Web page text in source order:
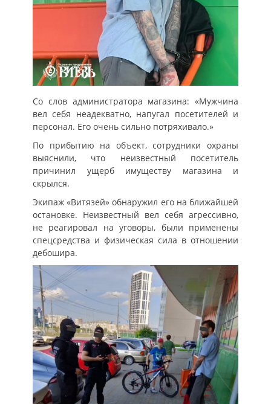
Со слов администратора магазина: «Мужчина
вел себя неадекватно, напугал посетителей и
персонал. Его очень сильно потряхивало.»
По прибытию на объект, сотрудники охраны
выяснили, что неизвестный посетитель
причинил ущерб имуществу магазина и
скрылся.
Экипаж «Витязей» обнаружил его на ближайшей
остановке. Неизвестный вел себя агрессивно,
не реагировал на уговоры, были применены
спецсредства и физическая сила в отношении
дебошира.